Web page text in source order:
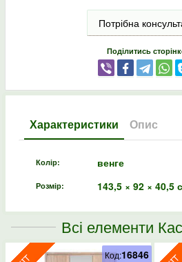
Потрібна
Поділитись
Характеристики Опис
Колір: венге
Розмір: 143,5 × 92 × 40,5
Всі елементи
Код:16846